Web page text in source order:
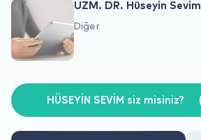
Hakkımızda
Doktorlar için
UZM. DR. Hüseyin Sevim
Diğer
HÜSEYİN SEVİM siz misiniz?